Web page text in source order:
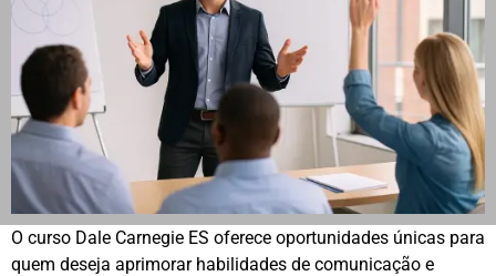
O curso Dale Carnegie ES oferece oportunidades únicas para
quem deseja aprimorar habilidades de comunicação e